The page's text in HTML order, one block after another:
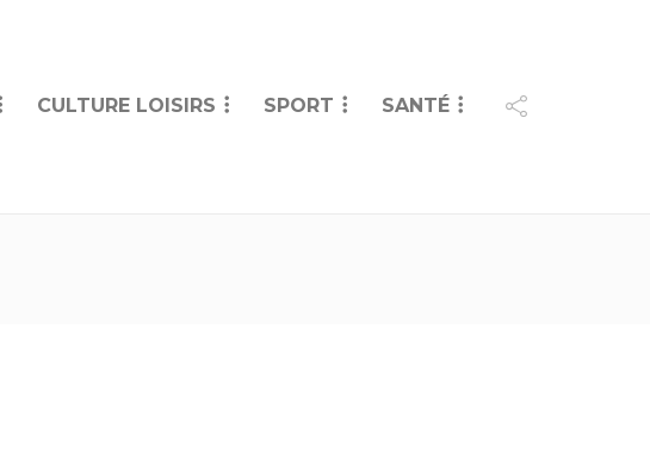
CULTURE LOISIRS SPORT SANTÉ